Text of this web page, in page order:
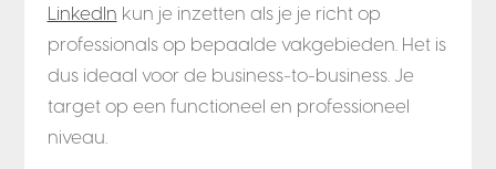
LinkedIn kun je inzetten als je je richt op
professionals op bepaalde vakgebieden. Het is
dus ideaal voor de business-to-business. Je
target op een functioneel en professioneel
niveau.